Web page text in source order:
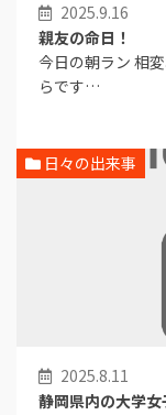
2025.9.16
親友の命日！
今日の朝ラン 相
らです…
2025.8.11
静岡県内の大学女
日々の出来事